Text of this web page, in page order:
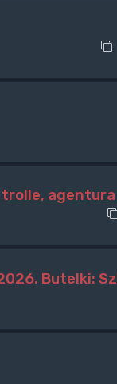
agentura
Butelki: